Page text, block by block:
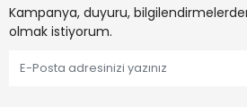
Kampanya, duyuru,
olmak istiyorum.